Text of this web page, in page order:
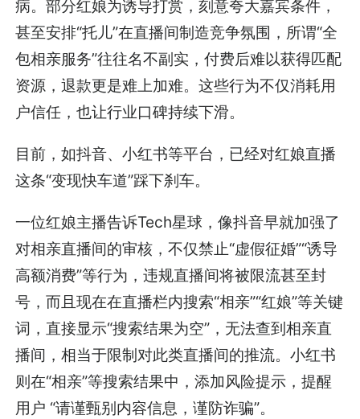
病。部分红娘为诱导打赏，刻意夸大嘉宾条件，
甚至安排“托儿”在直播间制造竞争氛围，所谓“全
包相亲服务”往往名不副实，付费后难以获得匹配
资源，退款更是难上加难。这些行为不仅消耗用
户信任，也让行业口碑持续下滑。
目前，如抖音、小红书等平台，已经对红娘直播
这条“变现快车道”踩下刹车。
一位红娘主播告诉Tech星球，像抖音早就加强了
对相亲直播间的审核，不仅禁止“虚假征婚”“诱导
高额消费”等行为，违规直播间将被限流甚至封
号，而且现在在直播栏内搜索“相亲”“红娘”等关键
词，直接显示“搜索结果为空”，无法查到相亲直
播间，相当于限制对此类直播间的推流。小红书
则在“相亲”等搜索结果中，添加风险提示，提醒
用户 “请谨甄别内容信息，谨防诈骗”。